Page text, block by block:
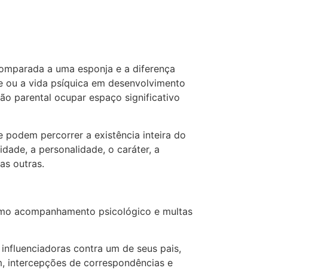
a uma esponja e a diferença
a vida psíquica em desenvolvimento
parental ocupar espaço significativo
podem percorrer a existência inteira do
a personalidade, o caráter, a
outras.
acompanhamento psicológico e multas
contra um de seus pais,
intercepções de correspondências e